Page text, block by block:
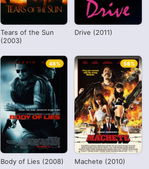
Tears of the Sun
(2003)
Drive (2011)
Body of Lies (2008)
48%
Machete (2010)
56%